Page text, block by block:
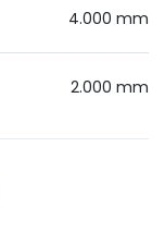
4.000 mm
2.000 mm